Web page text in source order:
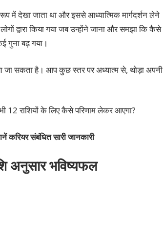
में देखा जाता था और इससे आध्‍यात्मिक मार्गदर्शन लेने
द्वारा किया गया जब उन्होंने जाना और समझा कि कैसे
गुना बढ़ गया।
जा सकता है। आप कुछ स्‍तर पर अध्‍यात्‍म से, थोड़ा अपनी
राशियों के लिए कैसे परिणाम लेकर आएगा?
करियर संबंधित सारी जानकारी
अनुसार भविष्यफल